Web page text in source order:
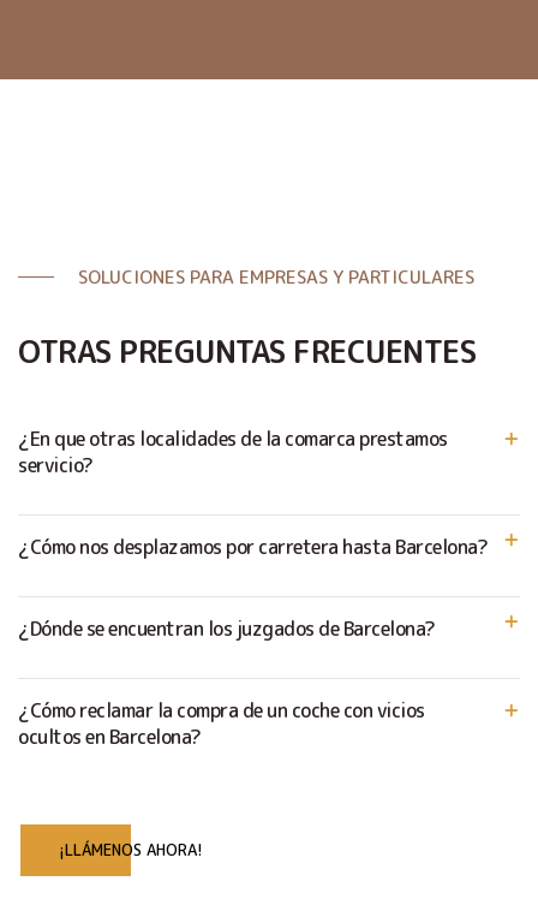
SOLUCIONES PARA EMPRESAS Y PARTICULARES
OTRAS PREGUNTAS FRECUENTES
¿En que otras localidades de la comarca prestamos
servicio?
¿Cómo nos desplazamos por carretera hasta Barcelona?
¿Dónde se encuentran los juzgados de Barcelona?
¿Cómo reclamar la compra de un coche con vicios
ocultos en Barcelona?
¡LLÁMENOS AHORA!